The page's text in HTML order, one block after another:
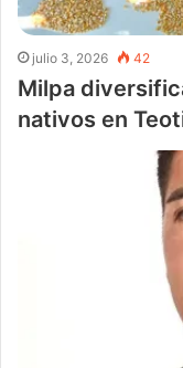
julio 3, 2026 42
Milpa
nativos en